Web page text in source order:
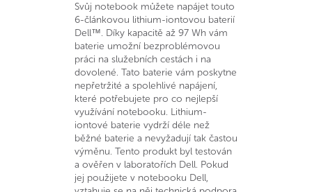
Svůj notebook můžete napájet touto
6-článkovou lithium-iontovou baterií
Dell™. Díky kapacitě až 97 Wh vám
baterie umožní bezproblémovou
práci na služebních cestách i na
dovolené. Tato baterie vám poskytne
nepřetržité a spolehlivé napájení,
které potřebujete pro co nejlepší
využívání notebooku. Lithium-
iontové baterie vydrží déle než
běžné baterie a nevyžadují tak častou
výměnu. Tento produkt byl testován
a ověřen v laboratořích Dell. Pokud
jej použijete v notebooku Dell,